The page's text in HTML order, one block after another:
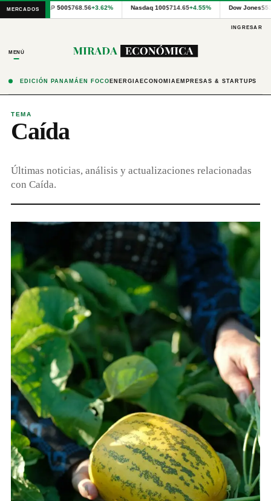
MERCADOS S&P 500$768.56+3.62% Nasdaq 100$714.65+4.55% Dow Jones
Cotizaciones
internacionales
Financial
Modeling
precios
por
Latinex
para
INGRESAR
MENÚ
EDICIÓN PANAMÁ EN FOCO ENERGÍA ECONOMÍA EMPRESAS & STARTUPS
TEMA
Caída
Últimas noticias, análisis y actualizaciones relacionadas
con Caída.